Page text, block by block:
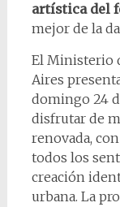
artística del
mejor de la
El Ministerio
Aires
domingo 24
disfrutar de
renovada,
todos los
creación
urbana. La